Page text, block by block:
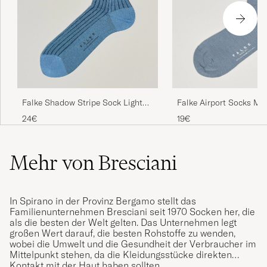
Falke Shadow Stripe Sock Light
Blue/Navy
24€
Falke Airport Socks
19€
Mehr von Bresciani
In Spirano in der Provinz Bergamo stellt das
Familienunternehmen Bresciani seit 1970 Socken her, die
als die besten der Welt gelten. Das Unternehmen legt
großen Wert darauf, die besten Rohstoffe zu wenden,
wobei die Umwelt und die Gesundheit der Verbraucher im
Mittelpunkt stehen, da die Kleidungsstücke direkten